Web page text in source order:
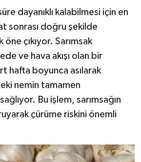
dayanıklı kalabilmesi için en
sonrası doğru şekilde
öne çıkıyor. Sarımsak
ve hava akışı olan bir
hafta boyunca asılarak
nemin tamamen
sağlıyor. Bu işlem, sarımsağın
çürüme riskini önemli